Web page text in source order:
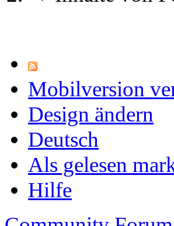
Mobilversion
Design ändern
Deutsch
Als gelesen
Hilfe